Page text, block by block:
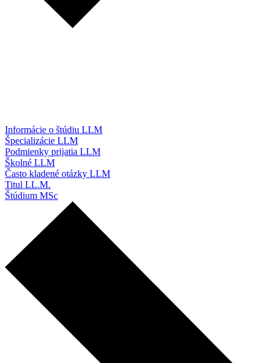
Informácie o štúdiu LLM
Špecializácie LLM
Podmienky prijatia LLM
Školné LLM
Často kladené otázky LLM
Titul LL.M.
Štúdium MSc